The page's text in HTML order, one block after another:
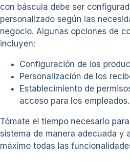
con báscula debe ser
personalizado según las
negocio. Algunas opciones de
incluyen:
Configuración de los
Personalización de los
Establecimiento de
acceso para los empleados.
Tómate el tiempo necesario
sistema de manera adecuada y
máximo todas las